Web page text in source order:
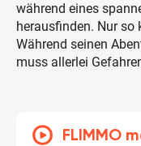
während eines
herausfinden. Nur so
Während seinen
muss allerlei
FLIMMO